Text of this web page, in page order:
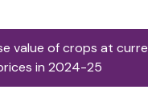
value of crops at
in 2024-25